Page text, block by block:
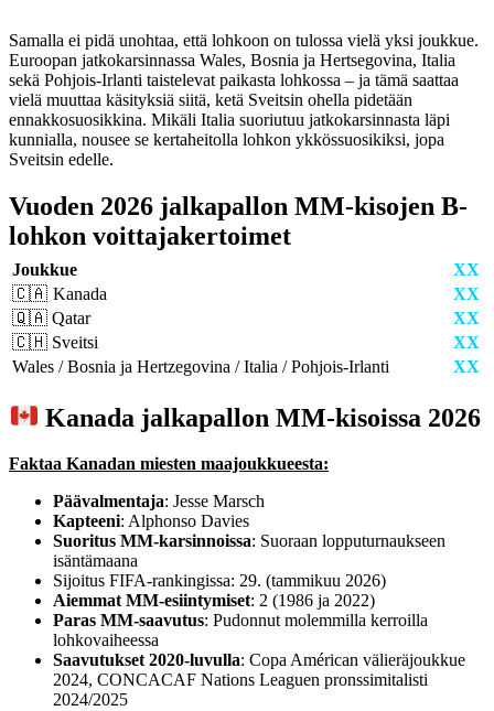
Samalla ei pidä unohtaa, että lohkoon on tulossa vielä yksi joukkue.
Euroopan jatkokarsinnassa Wales, Bosnia ja Hertsegovina, Italia
sekä Pohjois-Irlanti taistelevat paikasta lohkossa – ja tämä saattaa
vielä muuttaa käsityksiä siitä, ketä Sveitsin ohella pidetään
ennakkosuosikkina. Mikäli Italia suoriutuu jatkokarsinnasta läpi
kunnialla, nousee se kertaheitolla lohkon ykkössuosikiksi, jopa
Sveitsin edelle.
Vuoden 2026 jalkapallon MM-kisojen B-
lohkon voittajakertoimet
Joukkue
XX
🇨🇦 Kanada
XX
🇶🇦 Qatar
XX
🇨🇭 Sveitsi
XX
Wales / Bosnia ja Hertzegovina / Italia / Pohjois-Irlanti
XX
Kanada jalkapallon MM-kisoissa 2026
Faktaa Kanadan miesten maajoukkueesta:
Päävalmentaja: Jesse Marsch
Kapteeni: Alphonso Davies
Suoritus MM-karsinnoissa: Suoraan lopputurnaukseen
isäntämaana
Sijoitus FIFA-rankingissa: 29. (tammikuu 2026)
Aiemmat MM-esiintymiset: 2 (1986 ja 2022)
Paras MM-saavutus: Pudonnut molemmilla kerroilla
lohkovaiheessa
Saavutukset 2020-luvulla: Copa Américan välieräjoukkue
2024, CONCACAF Nations Leaguen pronssimitalisti
2024/2025